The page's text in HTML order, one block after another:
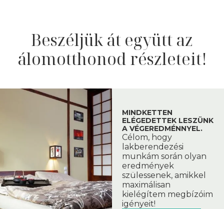
Beszéljük át együtt az
álomotthonod részleteit!
MINDKETTEN
ELÉGEDETTEK LESZÜNK
A VÉGEREDMÉNNYEL.
Célom, hogy
lakberendezési
munkám során olyan
eredmények
szülessenek, amikkel
maximálisan
kielégítem megbízóim
igényeit!